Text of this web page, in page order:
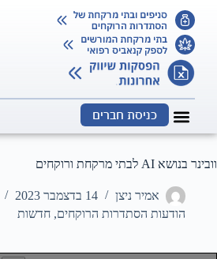
כניסת חברים
וובינר בנושא AI לבתי מרקחת ורוקחים
אמיר ניצן
14 בדצמבר 2023
הודעות הסתדרות הרוקחים, חדשות